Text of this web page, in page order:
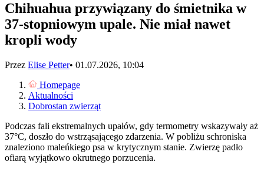
Chihuahua przywiązany do śmietnika w
37-stopniowym upale. Nie miał nawet
kropli wody
Przez Elise Petter• 01.07.2026, 10:04
Homepage
Aktualności
Dobrostan zwierząt
Podczas fali ekstremalnych upałów, gdy termometry wskazywały aż
37°C, doszło do wstrząsającego zdarzenia. W pobliżu schroniska
znaleziono maleńkiego psa w krytycznym stanie. Zwierzę padło
ofiarą wyjątkowo okrutnego porzucenia.